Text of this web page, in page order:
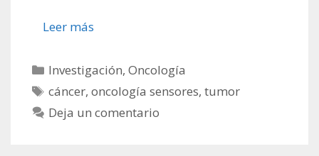
Leer más
Categorías
Investigación,Oncología
Etiquetas
cáncer,oncología sensores,tumor
Deja un comentario